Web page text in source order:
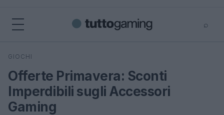
⌕
Cerca
GIOCHI
Offerte Primavera: Sconti
Imperdibili sugli Accessori
Gaming